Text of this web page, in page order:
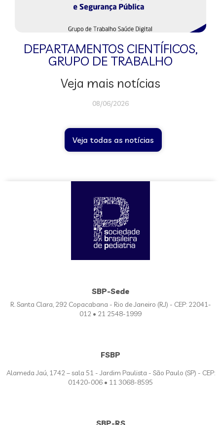
DEPARTAMENTOS CIENTÍFICOS,
GRUPO DE TRABALHO
Veja mais notícias
08/06/2026
Veja todas as notícias
SBP-Sede
R. Santa Clara, 292 Copacabana - Rio de Janeiro (RJ) - CEP: 22041-
012 • 21 2548-1999
FSBP
Alameda Jaú, 1742 – sala 51 - Jardim Paulista - São Paulo (SP) - CEP:
01420-006 • 11 3068-8595